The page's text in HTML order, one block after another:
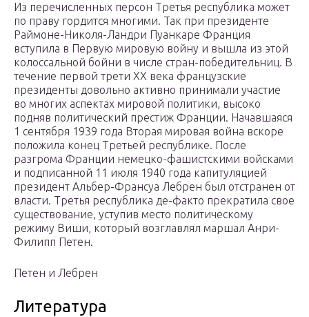
Из перечисленных персон Третья республика может
по праву гордится многими. Так при президенте
Раймоне-Николя-Ландри Пуанкаре Франция
вступила в Первую мировую войну и вышла из этой
колоссальной бойни в числе стран-победительниц. В
течение первой трети XX века французские
президенты довольно активно принимали участие
во многих аспектах мировой политики, высоко
подняв политический престиж Франции. Начавшаяся
1 сентября 1939 года Вторая мировая война вскоре
положила конец Третьей республике. После
разгрома Франции немецко-фашистскими войсками
и подписанной 11 июля 1940 года капитуляцией
президент Альбер-Франсуа Лебрен был отстранен от
власти. Третья республика де-факто прекратила свое
существование, уступив место политическому
режиму Виши, который возглавлял маршал Анри-
Филипп Петен.
Петен и Лебрен
Литература